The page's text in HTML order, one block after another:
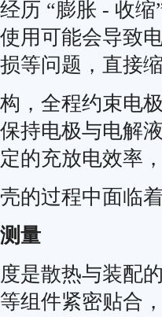
历 “膨胀 - 收
用可能会导致
等问题，直接
，全程约束电
持电极与电解
的充放电效率
的过程中面临
量
是散热与装配
组件紧密贴合